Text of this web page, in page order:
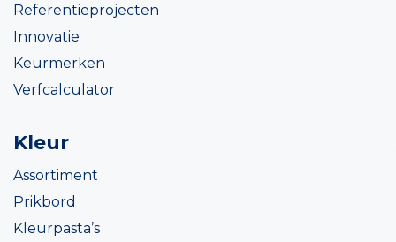
Referentieprojecten
Innovatie
Keurmerken
Verfcalculator
Kleur
Assortiment
Prikbord
Kleurpasta’s